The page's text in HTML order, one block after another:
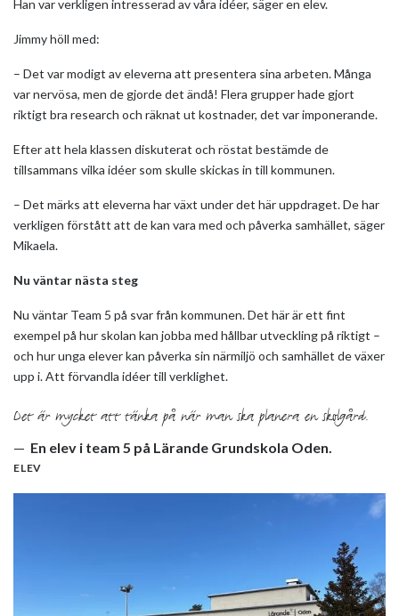
Han var verkligen intresserad av våra idéer, säger en elev.
Jimmy höll med:
– Det var modigt av eleverna att presentera sina arbeten. Många
var nervösa, men de gjorde det ändå! Flera grupper hade gjort
riktigt bra research och räknat ut kostnader, det var imponerande.
Efter att hela klassen diskuterat och röstat bestämde de
tillsammans vilka idéer som skulle skickas in till kommunen.
– Det märks att eleverna har växt under det här uppdraget. De har
verkligen förstått att de kan vara med och påverka samhället, säger
Mikaela.
Nu väntar nästa steg
Nu väntar Team 5 på svar från kommunen. Det här är ett fint
exempel på hur skolan kan jobba med hållbar utveckling på riktigt –
och hur unga elever kan påverka sin närmiljö och samhället de växer
upp i. Att förvandla idéer till verklighet.
Det är mycket att tänka på när man ska planera en skolgård.
En elev i team 5 på Lärande Grundskola Oden.
ELEV